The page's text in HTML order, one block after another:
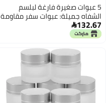
5 عبوات صغيرة فارغة لبلسم
الشفاه جميلة: عبوات سفر مقاومة
جرامات للكريمات مزودة بأغطية
لإعادة التعبئة لمرطب الشفاه
132.67